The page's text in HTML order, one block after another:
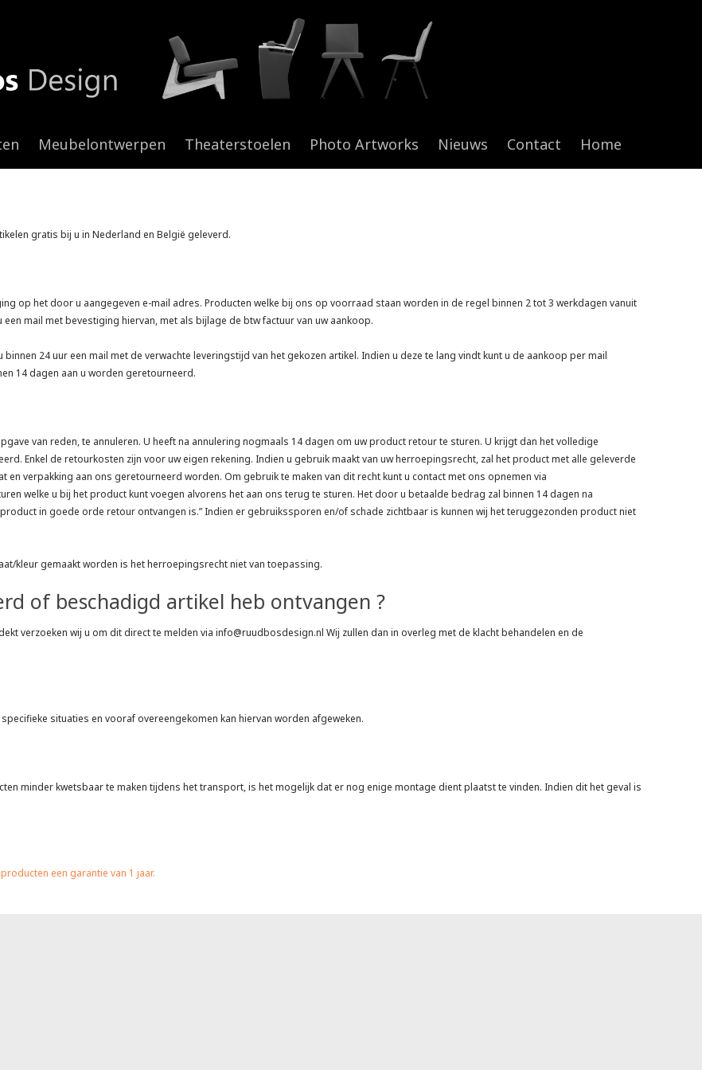
Meubelontwerpen Theaterstoelen Photo Artworks Nieuws Contact Home
gratis bij u in Nederland en België geleverd.
op het door u aangegeven e-mail adres. Producten welke bij ons op voorraad staan worden in de regel binnen 2 tot 3 werkdagen vanuit
mail met bevestiging hiervan, met als bijlage de btw factuur van uw aankoop.
24 uur een mail met de verwachte leveringstijd van het gekozen artikel. Indien u deze te lang vindt kunt u de aankoop per mail
14 dagen aan u worden geretourneerd.
van reden, te annuleren. U heeft na annulering nogmaals 14 dagen om uw product retour te sturen. U krijgt dan het volledige
Enkel de retourkosten zijn voor uw eigen rekening. Indien u gebruik maakt van uw herroepingsrecht, zal het product met alle geleverde
verpakking aan ons geretourneerd worden. Om gebruik te maken van dit recht kunt u contact met ons opnemen via
welke u bij het product kunt voegen alvorens het aan ons terug te sturen. Het door u betaalde bedrag zal binnen 14 dagen na
in goede orde retour ontvangen is.” Indien er gebruikssporen en/of schade zichtbaar is kunnen wij het teruggezonden product niet
kleur gemaakt worden is het herroepingsrecht niet van toepassing.
of beschadigd artikel heb ontvangen ?
verzoeken wij u om dit direct te melden via info@ruudbosdesign.nl Wij zullen dan in overleg met de klacht behandelen en de
situaties en vooraf overeengekomen kan hiervan worden afgeweken.
minder kwetsbaar te maken tijdens het transport, is het mogelijk dat er nog enige montage dient plaatst te vinden. Indien dit het geval is
een garantie van 1 jaar.